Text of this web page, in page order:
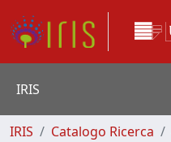
IRIS
IRIS Catalogo Ricerca